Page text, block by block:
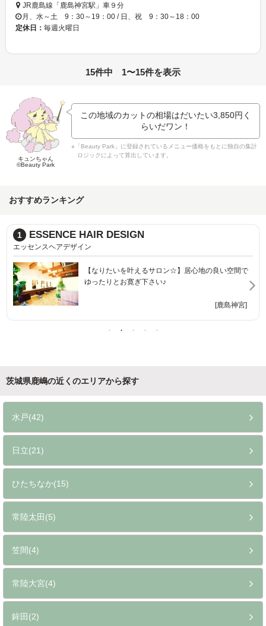
JR鹿島線「鹿島神宮駅」車９分
月、水～土 9：30～19：00 / 日、祝 9：30～18：00
定休日： 毎週火曜日
15件中 1〜15件を表示
キュンちゃん
©Beauty Park
この地域のカットの相場はだいたい3,850円 く
らいだワン！
※「Beauty Park」に登録されているメニュー価格をもとに独自の集計
ロジックによって算出しています。
おすすめランキング
2 オレンジ
オレンジ
【朝9時オープン】オレンジを基調とした明るくアッ
トホームなサロン＊
茨城県鹿嶋の近くのエリアから探す
水戸(42)
日立(21)
ひたちなか(15)
常陸太田(5)
笠間(4)
常陸大宮(4)
鉾田(2)